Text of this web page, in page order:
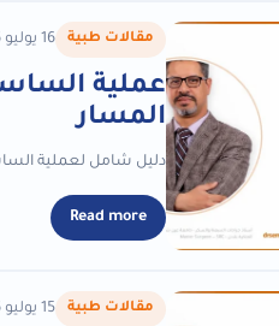
مقالات طبية 16 يوليو 2026
عملية
المسار
دليل شامل لعملية الساسي (التقسيم الثنائي) 2026: الفرق بينها وبين
Read more
مقالات طبية 15 يوليو 2026